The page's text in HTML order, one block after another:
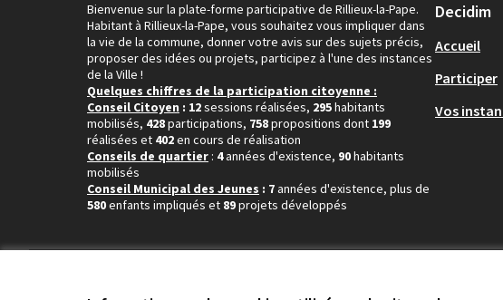
Bienvenue sur la plate-forme participative de Rillieux-la-Pape.
Habitant à Rillieux-la-Pape, vous souhaitez vous impliquer dans
la vie de la commune, donner votre avis sur des sujets précis,
proposer des idées ou projets, participez à l'une des instances
de la Ville !
Quelques chiffres de la participation citoyenne :
Conseil Citoyen : 12sessions réalisées, 295habitants
mobilisés, 428participations, 758propositions dont 199
réalisées et 402en cours de réalisation
Conseils de quartier : 4années d'existence, 90habitants
mobilisés
Conseil Municipal des Jeunes : 7années d'existence, plus de
580enfants impliqués et 89projets développés
Decidim
Accueil
Participer
Vos